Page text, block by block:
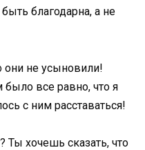
благодарна, а не
они не усыновили!
все равно, что я
с ним расставаться!
Ты хочешь сказать, что